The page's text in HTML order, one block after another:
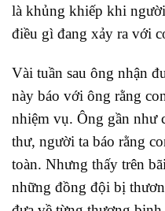
là khủng khiếp khi
điều gì đang xảy ra với
Vài tuần sau ông nhận
này báo với ông rằng
nhiệm vụ. Ông gần như
thư, người ta báo rằng
toàn. Nhưng thấy trên
những đồng đội bị